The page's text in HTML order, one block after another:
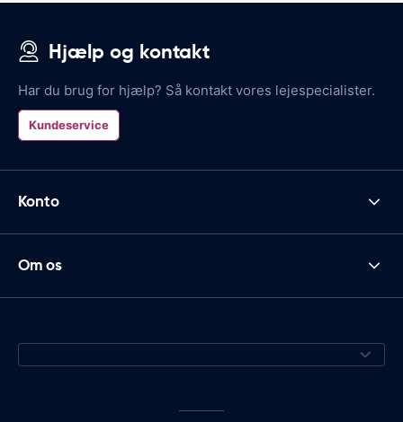
Hjælp og kontakt
Har du brug for hjælp? Så kontakt vores lejespecialister.
Kundeservice
Konto
Om os